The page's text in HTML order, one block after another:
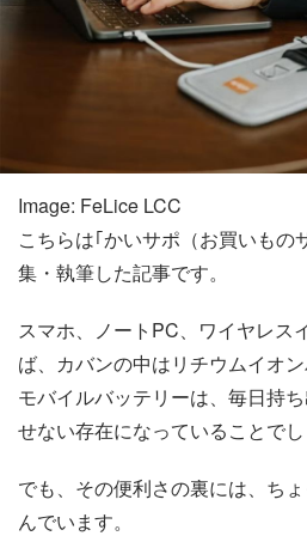
Image: FeLice LCC
こちらは｢かいサポ（お買いもの
集・執筆した記事です。
スマホ、ノートPC、ワイヤレ
ば、カバンの中はリチウムイオ
モバイルバッテリーは、毎日持
せない存在になっていることでし
でも、その便利さの裏には、ち
んでいます。